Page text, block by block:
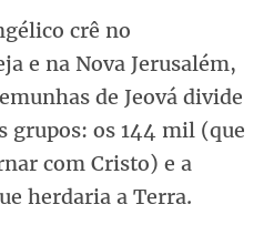
crê no
e na Nova Jerusalém,
de Jeová divide
grupos: os 144 mil (que
com Cristo) e a
herdaria a Terra.